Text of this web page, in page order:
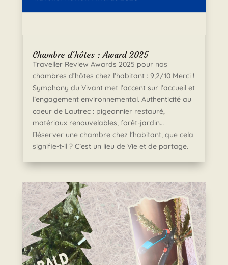
Chambre d’hôtes : Award 2025
Traveller Review Awards 2025 pour nos
chambres d’hôtes chez l’habitant : 9,2/10 Merci !
Symphony du Vivant met l’accent sur l’accueil et
l’engagement environnemental. Authenticité au
coeur de Lautrec : pigeonnier restauré,
matériaux renouvelables, forêt-jardin…
Réserver une chambre chez l’habitant, que cela
signifie-t-il ? C’est un lieu de Vie et de partage.